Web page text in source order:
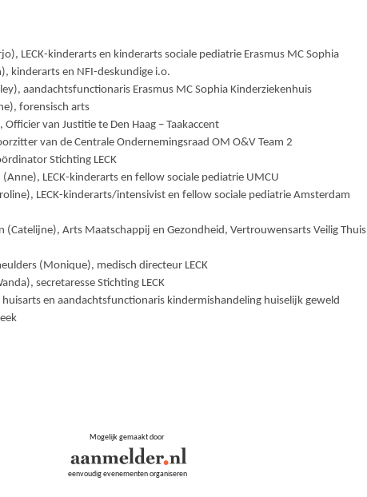
LECK-kinderarts en kinderarts sociale pediatrie Erasmus MC Sophia
kinderarts en NFI-deskundige i.o.
aandachtsfunctionaris Erasmus MC Sophia Kinderziekenhuis
forensisch arts
van Justitie te Den Haag – Taakaccent
van de Centrale Ondernemingsraad OM O&V Team 2
Stichting LECK
(Anne), LECK-kinderarts en fellow sociale pediatrie UMCU
LECK-kinderarts/intensivist en fellow sociale pediatrie Amsterdam
(Catelijne), Arts Maatschappij en Gezondheid, Vertrouwensarts Veilig Thuis
(Monique), medisch directeur LECK
secretaresse Stichting LECK
en aandachtsfunctionaris kindermishandeling huiselijk geweld
Mogelijk gemaakt door
eenvoudig evenementen organiseren